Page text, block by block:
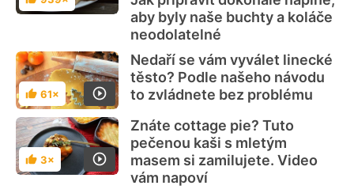
Hodnocení
aby byly naše buchty a koláče
neodolatelné
Hodnocení
61×
Nedaří se vám vyválet linecké
těsto? Podle našeho návodu
to zvládnete bez problému
Hodnocení
3×
Znáte cottage pie? Tuto
pečenou kaši s mletým
masem si zamilujete. Video
vám napoví